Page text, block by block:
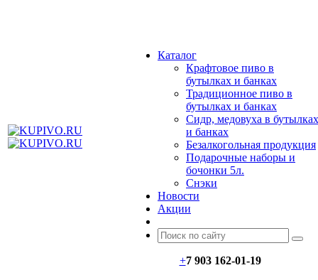
Каталог
Крафтовое пиво в
бутылках и банках
Традиционное пиво в
бутылках и банках
Сидр, медовуха в бутылках
и банках
Безалкогольная продукция
Подарочные наборы и
бочонки 5л.
Снэки
Новости
Акции
+7 903 162-01-19